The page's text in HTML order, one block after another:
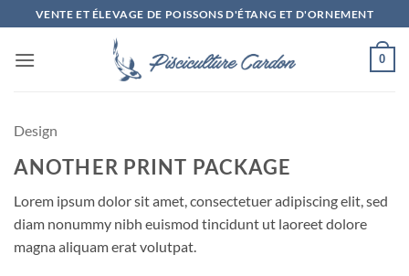
Passer
au
contenu
VENTE ET ÉLEVAGE DE POISSONS D'ÉTANG ET D'ORNEMENT
0
Design
ANOTHER PRINT PACKAGE
Lorem ipsum dolor sit amet, consectetuer adipiscing elit, sed
diam nonummy nibh euismod tincidunt ut laoreet dolore
magna aliquam erat volutpat.